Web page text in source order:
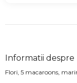
Informatii despre
Flori, 5 macaroons,